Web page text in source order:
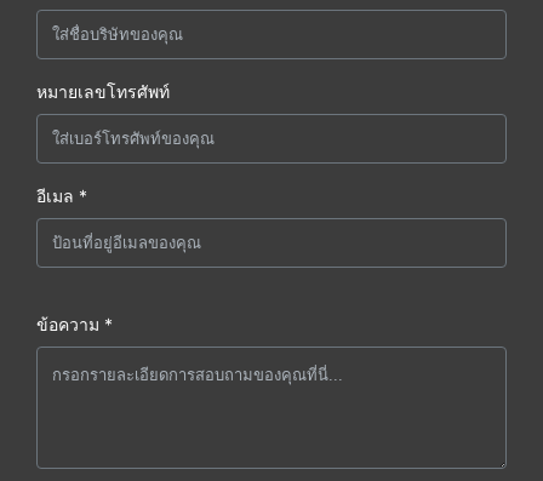
หมายเลขโทรศัพท์
อีเมล *
ข้อความ *